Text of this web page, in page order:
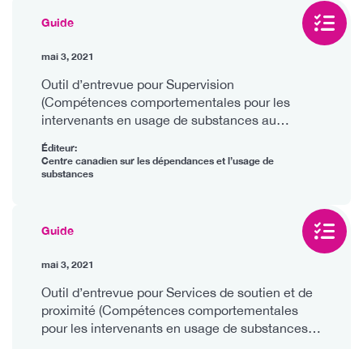
Guide
mai 3, 2021
Outil d’entrevue pour Supervision
(Compétences comportementales pour les
intervenants en usage de substances au
Éditeur:
Centre canadien sur les dépendances et l’usage de
substances
Guide
mai 3, 2021
Outil d’entrevue pour Services de soutien et de
proximité (Compétences comportementales
pour les intervenants en usage de substances